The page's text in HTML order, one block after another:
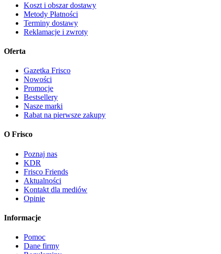
Koszt i obszar dostawy
Metody Płatności
Terminy dostawy
Reklamacje i zwroty
Oferta
Gazetka Frisco
Nowości
Promocje
Bestsellery
Nasze marki
Rabat na pierwsze zakupy
O Frisco
Poznaj nas
KDR
Frisco Friends
Aktualności
Kontakt dla mediów
Opinie
Informacje
Pomoc
Dane firmy